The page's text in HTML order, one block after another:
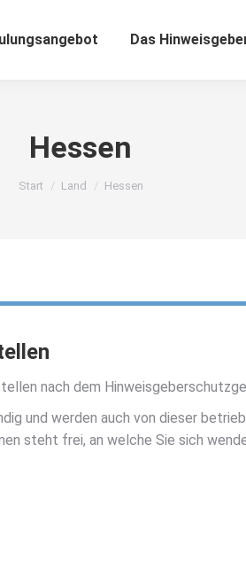
Das
Hessen
Sie befinden sich hier:
Start Land Hessen
nach dem
und werden auch von dieser
steht frei, an welche Sie sich